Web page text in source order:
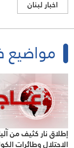
اخبار لبنان
مواضيع
إطلاق نار كثيف من
الاحتلال وطائرات